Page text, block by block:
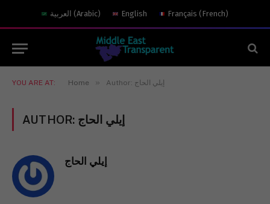
العربية (Arabic) English Français (French)
YOU ARE AT: Home » Author: إيلي الحاج
AUTHOR: إيلي الحاج
إيلي الحاج